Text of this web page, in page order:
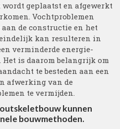
geplaatst en afgewerkt
Vochtproblemen
de constructie en het
kan resulteren in
verminderde energie-
is daarom belangrijk om
te besteden aan een
afwerking van de
te vermijden.
kunnen
bouwmethoden.